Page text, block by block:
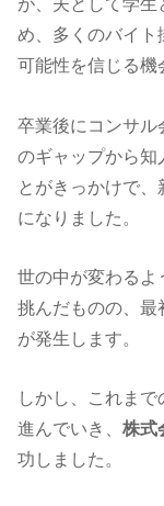
め、多くのバイ
可能性を信じる機
卒業後にコンサル
のギャップから知
とがきっかけで
になりました。
世の中が変わるよ
挑んだものの、最
が発生します。
しかし、これま
進んでいき、株式
功しました。